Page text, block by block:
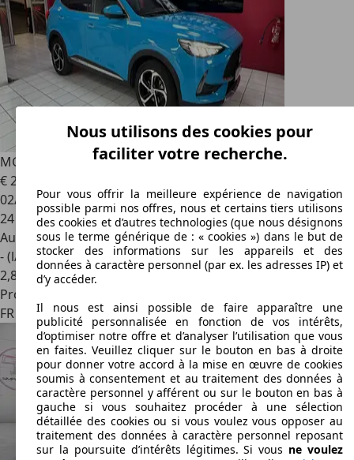
MG EHS
SUV 1.5T GDI PHEV Luxury Auto
€ 21 490
02/2024
24 100 km
Autres
- (l/100 km)
2,8
Professionnel
FR 94500Champigny Sur Marne
Nous utilisons des cookies pour
faciliter votre recherche.
Pour vous offrir la meilleure expérience de navigation
possible parmi nos offres, nous et certains tiers utilisons
des cookies et d’autres technologies (que nous désignons
sous le terme générique de : « cookies ») dans le but de
stocker des informations sur les appareils et des
données à caractère personnel (par ex. les adresses IP) et
d’y accéder.
Il nous est ainsi possible de faire apparaître une
publicité personnalisée en fonction de vos intérêts,
d’optimiser notre offre et d’analyser l’utilisation que vous
en faites. Veuillez cliquer sur le bouton en bas à droite
pour donner votre accord à la mise en œuvre de cookies
soumis à consentement et au traitement des données à
caractère personnel y afférent ou sur le bouton en bas à
gauche si vous souhaitez procéder à une sélection
détaillée des cookies ou si vous voulez vous opposer au
traitement des données à caractère personnel reposant
sur la poursuite d’intérêts légitimes. Si vous ne voulez